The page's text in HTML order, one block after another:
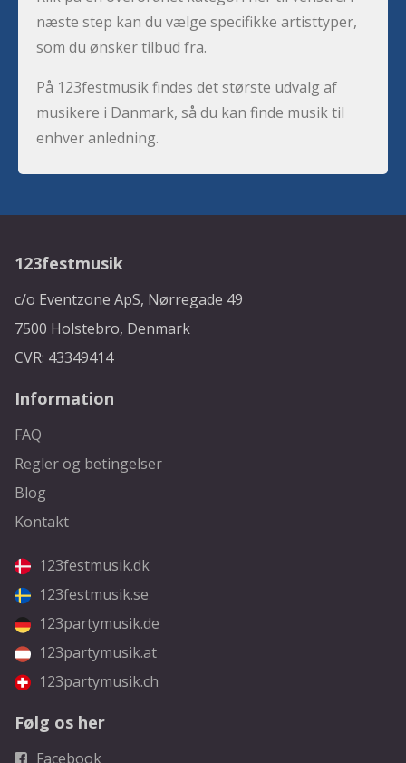
næste step kan du vælge specifikke artisttyper,
som du ønsker tilbud fra.
På 123festmusik findes det største udvalg af
musikere i Danmark, så du kan finde musik til
enhver anledning.
123festmusik
c/o Eventzone ApS, Nørregade 49
7500 Holstebro, Denmark
CVR: 43349414
Information
FAQ
Regler og betingelser
Blog
Kontakt
123festmusik.dk
123festmusik.se
123partymusik.de
123partymusik.at
123partymusik.ch
Følg os her
Facebook